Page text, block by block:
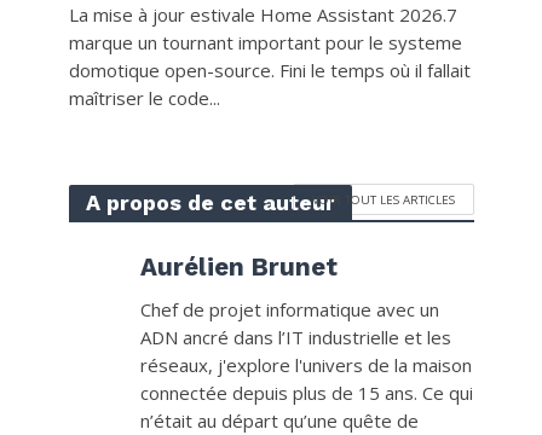
La mise à jour estivale Home Assistant 2026.7
marque un tournant important pour le systeme
domotique open-source. Fini le temps où il fallait
maîtriser le code...
A propos de cet auteurVOIR TOUT LES ARTICLES
Aurélien Brunet
Chef de projet informatique avec un
ADN ancré dans l’IT industrielle et les
réseaux, j'explore l'univers de la maison
connectée depuis plus de 15 ans. Ce qui
n’était au départ qu’une quête de